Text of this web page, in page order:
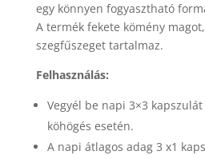
egy könnyen fogyasztható
A termék fekete kömény
szegfűszeget tartalmaz.
Felhasználás:
Vegyél be napi 3×3
köhögés esetén.
A napi átlagos adag 3 x1